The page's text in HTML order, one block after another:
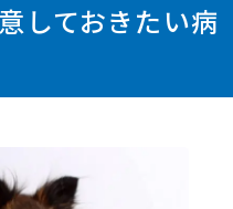
しておきたい病